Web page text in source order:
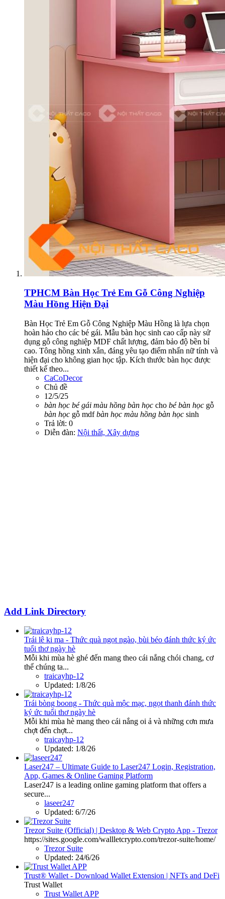
TPHCM Bàn Học Trẻ Em Gỗ Công Nghiệp
Màu Hồng Hiện Đại
Bàn Học Trẻ Em Gỗ Công Nghiệp Màu Hồng là lựa chọn
hoàn hảo cho các bé gái. Mẫu bàn học sinh cao cấp này sử
dụng gỗ công nghiệp MDF chất lượng, đảm bảo độ bền bỉ
cao. Tông hồng xinh xắn, đáng yêu tạo điểm nhấn nữ tính và
hiện đại cho không gian học tập. Kích thước bàn học được
thiết kế theo...
CaCoDecor
Chủ đề
12/5/25
bàn học bé gái màu hồng bàn học cho bé bàn học gỗ
bàn học gỗ mdfbàn học màu hồng bàn học sinh
Trả lời: 0
Diễn đàn: Nội thất, Xây dựng
Add Link Directory
Trái lê ki ma - Thức quà ngọt ngào, bùi béo đánh thức ký ức
tuổi thơ ngày hè
Mỗi khi mùa hè ghé đến mang theo cái nắng chói chang, cơ
thể chúng ta...
traicayhp-12
Updated: 1/8/26
Trái bòng boong - Thức quà mộc mạc, ngọt thanh đánh thức
ký ức tuổi thơ ngày hè
Mỗi khi mùa hè mang theo cái nắng oi ả và những cơn mưa
chợt đến chợt...
traicayhp-12
Updated: 1/8/26
Laser247 – Ultimate Guide to Laser247 Login, Registration,
App, Games & Online Gaming Platform
Laser247 is a leading online gaming platform that offers a
secure...
laseer247
Updated: 6/7/26
Trezor Suite (Official) | Desktop & Web Crypto App - Trezor
https://sites.google.com/wallletcrypto.com/trezor-suite/home/
Trezor Suite
Updated: 24/6/26
Trust® Wallet - Download Wallet Extension | NFTs and DeFi
Trust Wallet
Trust Wallet APP